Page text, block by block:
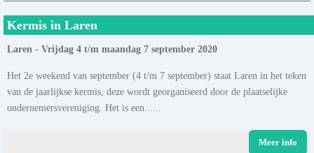
Kermis in Laren
Laren - Vrijdag 4 t/m maandag 7 september 2020
Het 2e weekend van september (4 t/m 7 september) staat Laren in het teken
van de jaarlijkse kermis, deze wordt georganiseerd door de plaatselijke
ondernemersvereniging. Het is een......
Meer info